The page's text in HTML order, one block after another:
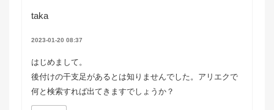
taka
2023-01-20 08:37
はじめまして。
後付けの干支足があるとは知りませんでした。アリエクで
何と検索すれば出てきますでしょうか？